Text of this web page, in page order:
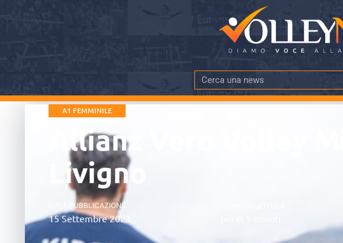
A1 FEMMINILE
Allianz Vero Volley
Livigno
DATA PUBBLICAZIONE
15 Settembre 2023